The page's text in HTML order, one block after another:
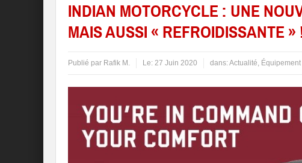
INDIAN MOTORCYCLE : UNE
MAIS AUSSI « REFROIDISSANTE »
Publié par Rafik M. Le: 27 Juin 2020 dans:Actualité,